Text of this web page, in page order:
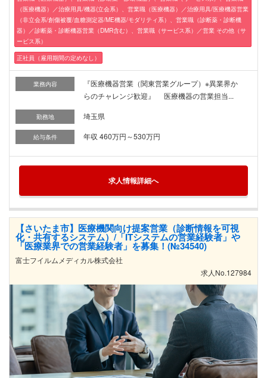
（医療機器）／治療用具/機器(立会系）、営業職（医療機器）／治療用具/医療機器営業
（非立会系/創傷被覆/血糖測定器/ME機器/モダリティ系）、営業職（診断薬・診断機
器）／診断薬・診断機器営業（DMR含む）、営業職（サービス系）／営業 その他（サ
ービス系）
正社員（雇用期間の定めなし）
業務内容
『医療機器営業（関東営業グループ）※異業界か
らのチャレンジ歓迎』 医療機器の営業担当...
勤務地 埼玉県
給与条件 年収 460万円～530万円
求人情報詳細へ
【さいたま市】医療機関向け提案営業（診断情報を可視
化・共有するシステム）/「ITシステムの営業経験者」や
「医療業界での営業経験者」を募集！(№34540)
富士フイルムメディカル株式会社
求人No.127984